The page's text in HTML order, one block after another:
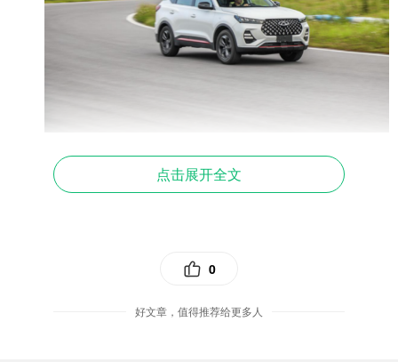
当然，奶爸们的狂野一面，瑞虎7超能版也能满足。
1.6TGDI+7DCT鲲鹏动力组合，最大功率145kW、峰值扭矩
和容量高达475L的后备厢，既装得下老婆的“购物车”，又装
点击展开全文
0
好文章，值得推荐给更多人